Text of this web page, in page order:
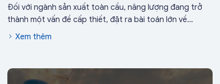
Đối với ngành sản xuất toàn cầu, năng lượng đang trở
thành một vấn đề cấp thiết, đặt ra bài toán lớn về...
Xem thêm